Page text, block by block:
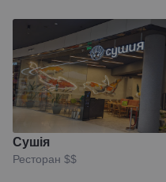
Сушія
Ресторан $$